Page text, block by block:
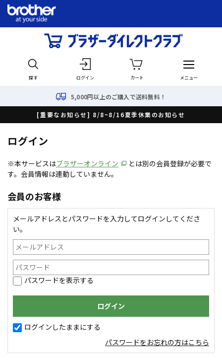
探す ログイン カート メニュー
5,000円以上のご購入で送料無料！
[重要なお知らせ] 8/8~8/16夏季休業のお知らせ
ログイン
※本サービスはブラザーオンライン
とは別の会員登録が必要で
す。会員情報は連動していません。
会員のお客様
メールアドレスとパスワードを入力してログインしてくださ
い。
パスワードを表示する
ログインしたままにする
パスワードをお忘れの方はこちら